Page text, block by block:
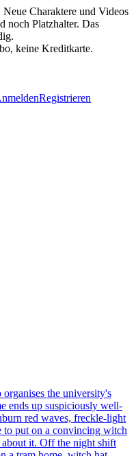
Charaktere und Videos
noch Platzhalter. Das
keine Kreditkarte.
Registrieren
the university's
ends up suspiciously well-
red waves, freckle-light
put on a convincing witch
it. Off the night shift